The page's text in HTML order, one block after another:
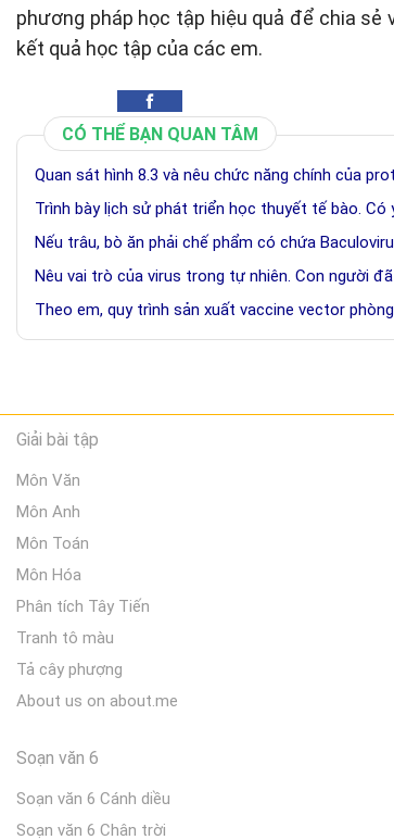
phương pháp học tập hiệu quả để chia sẻ
kết quả học tập của các em.
CÓ THỂ BẠN QUAN TÂM
Quan sát hình 8.3 và nêu chức năng chính của
Trình bày lịch sử phát triển học thuyết tế bào. Có
Nếu trâu, bò ăn phải chế phẩm có chứa
Nêu vai trò của virus trong tự nhiên. Con người
Theo em, quy trình sản xuất vaccine vector
Giải bài tập
Môn Văn
Môn Anh
Môn Toán
Môn Hóa
Phân tích Tây Tiến
Tranh tô màu
Tả cây phượng
About us on about.me
Soạn văn 6
Soạn văn 6 Cánh diều
Soạn văn 6 Chân trời